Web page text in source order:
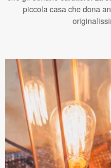
piccola casa che dona